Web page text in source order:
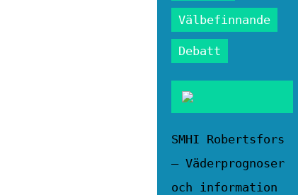
Välbefinnande
Debatt
SMHI Robertsfors
– Väderprognoser
och information